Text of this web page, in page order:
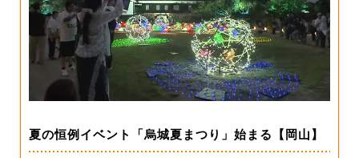
夏の恒例イベント「烏城夏まつり」始まる【岡山】